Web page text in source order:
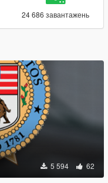
24 686 завантажень
5 594 62